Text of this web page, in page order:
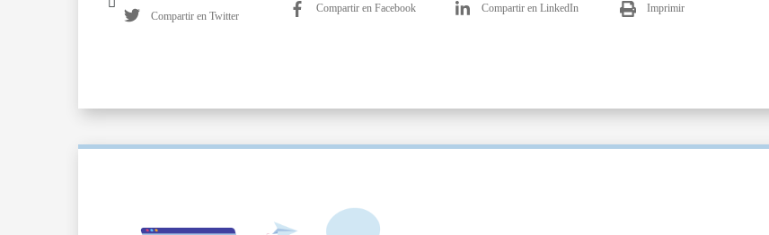
Compartir en Twitter
Compartir en Facebook Compartir en LinkedIn Imprimir